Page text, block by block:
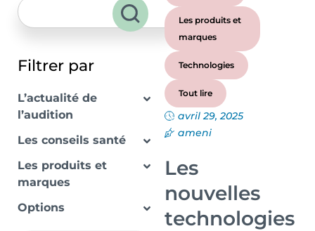
Filtrer par
L’actualité de
l’audition
Les conseils santé
Les produits et
marques
Options
Les produits et
marques
Technologies
Tout lire
avril 29, 2025
ameni
Les
nouvelles
technologies